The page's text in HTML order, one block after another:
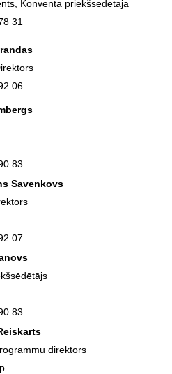
Konventa priekšsēdētāja
31
06
83
Savenkovs
07
83
direktors